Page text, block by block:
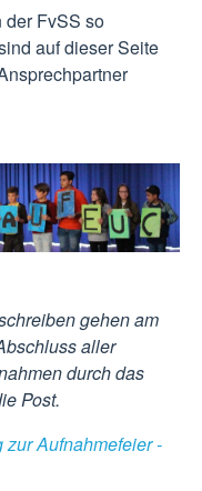
der FvSS so
auf dieser Seite
gehen am
aller
durch das
Post.
zur Aufnahmefeier -